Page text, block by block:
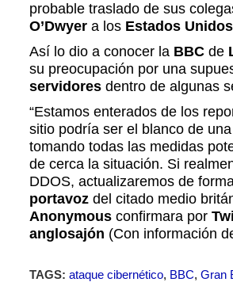
probable traslado de sus
O’Dwyer a los Estados
Así lo dio a conocer la BBC de
su preocupación por una
servidores dentro de algunas
“Estamos enterados de los
sitio podría ser el blanco de
tomando todas las medidas
de cerca la situación. Si
DDOS, actualizaremos de
portavoz del citado medio
Anonymous confirmara por
anglosajón (Con información
TAGS: ataque cibernético, BBC, Gran